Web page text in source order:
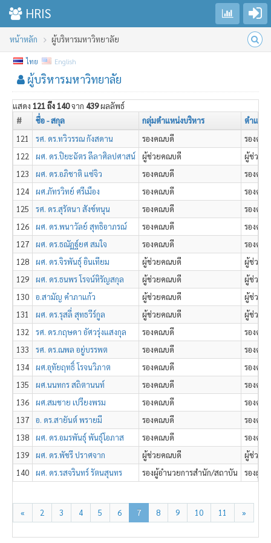
HRIS
Go to login
Toggle sidebar
หน้าหลัก ผู้บริหารมหาวิทยาลัย
ไทย English
ผู้บริหารมหาวิทยาลัย
แสดง 121 ถึง 140จาก 439ผลลัพธ์
#
ชื่อ - สกุล กลุ่มตำแหน่งบริหาร
ตำแหน่ง
121
รศ. ดร.ทวิวรรณ กังสดาน รองคณบดี
รองคณ
122
ผศ. ดร.ปิยะฉัตร ลีลาศิลปศาสน์ ผู้ช่วยคณบดี
ผู้ช่วยค
123
ผศ. ดร.อภิชาติ แซ่จิว รองคณบดี
รองคณ
124
ผศ.ภัทรวิทย์ ศรีเมือง รองคณบดี
รองคณ
125
รศ. ดร.สุรัตนา สังข์หนุน รองคณบดี
รองคณ
126
ผศ. ดร.พนาวัลย์ สุทธิอาภรณ์ รองคณบดี
รองคณ
127
ผศ. ดร.ธณัฏฐ์ยศ สมใจ รองคณบดี
รองคณ
128
ผศ. ดร.จิรพันธุ์ อินเทียม ผู้ช่วยคณบดี
ผู้ช่วยค
129
ผศ. ดร.ธนพร โรจน์หิรัญสกุล ผู้ช่วยคณบดี
ผู้ช่วยค
130
อ.สามัญ คำภาแก้ว ผู้ช่วยคณบดี
ผู้ช่วยค
131
ผศ. ดร.รุสลี่ สุทธวีร์กูล ผู้ช่วยคณบดี
ผู้ช่วยค
132
รศ. ดร.กฤษดา อัศวรุ่งแสงกุล รองคณบดี
รองคณ
133
รศ. ดร.ณพล อยู่บรรพต รองคณบดี
รองคณ
134
ผศ.อุทัยฤทธิ์ โรจนวิภาต รองคณบดี
รองคณ
135
ผศ.นนทกร สถิตานนท์ รองคณบดี
รองคณ
136
ผศ.สมชาย เปรียงพรม รองคณบดี
รองคณ
137
อ. ดร.สายันต์ พรายมี รองคณบดี
รองคณ
138
ผศ. ดร.อมรพันธุ์ พันธุ์โอภาส รองคณบดี
รองคณ
139
ผศ. ดร.พัชรี ปราศจาก ผู้ช่วยคณบดี
ผู้ช่วยค
140
ผศ. ดร.รสจรินทร์ รัตนสุนทร รองผู้อำนวยการสำนัก/สถาบัน รองผู้อ
« 2 3 4 5 6 7 8 9 10 11 »